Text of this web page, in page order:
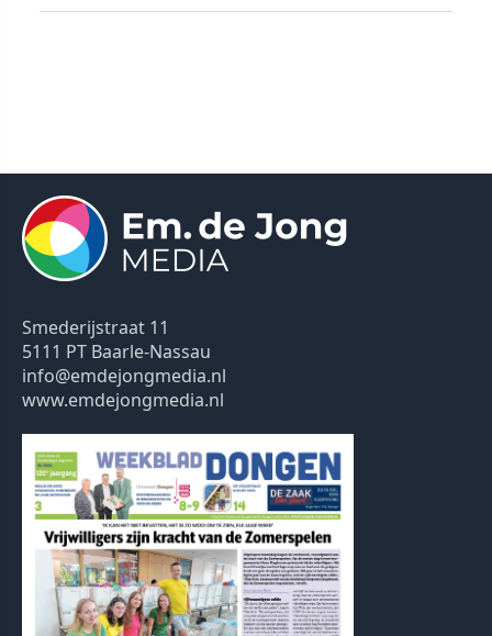
Smederijstraat 11
5111 PT Baarle-Nassau
info@emdejongmedia.nl
www.emdejongmedia.nl